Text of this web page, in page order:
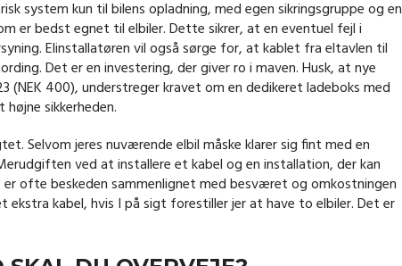
system kun til bilens opladning, med egen sikringsgruppe og en
er bedst egnet til elbiler. Dette sikrer, at en eventuel fejl i
Elinstallatøren vil også sørge for, at kablet fra eltavlen til
Det er en investering, der giver ro i maven. Husk, at nye
(NEK 400), understreger kravet om en dedikeret ladeboks med
sikkerheden.
Selvom jeres nuværende elbil måske klarer sig fint med en
ved at installere et kabel og en installation, der kan
er ofte beskeden sammenlignet med besværet og omkostningen
kabel, hvis I på sigt forestiller jer at have to elbiler. Det er